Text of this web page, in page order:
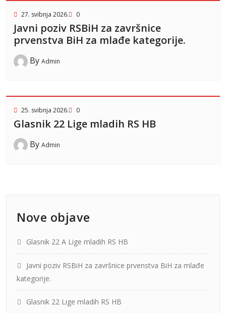
27. svibnja 2026. 0
Javni poziv RSBiH za završnice
prvenstva BiH za mlađe kategorije.
By Admin
25. svibnja 2026. 0
Glasnik 22 Lige mladih RS HB
By Admin
Nove objave
Glasnik 22 A Lige mladih RS HB
Javni poziv RSBiH za završnice prvenstva BiH za mlađe
kategorije.
Glasnik 22 Lige mladih RS HB